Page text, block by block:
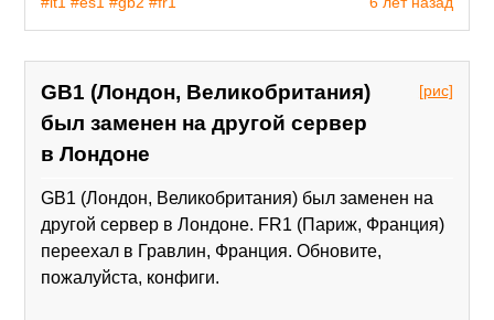
[рис]
GB1 (Лондон, Великобритания)
был заменен на другой сервер
в Лондоне
GB1 (Лондон, Великобритания) был заменен на
другой сервер в Лондоне. FR1 (Париж, Франция)
переехал в Гравлин, Франция. Обновите,
пожалуйста, конфиги.